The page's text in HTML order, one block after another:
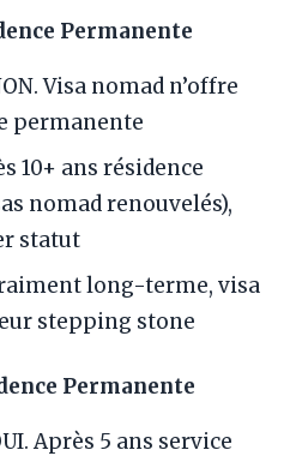
Permanente
Visa nomad n’offre
permanente
10+ ans résidence
nomad renouvelés),
statut
long-terme, visa
stepping stone
Permanente
Après 5 ans service